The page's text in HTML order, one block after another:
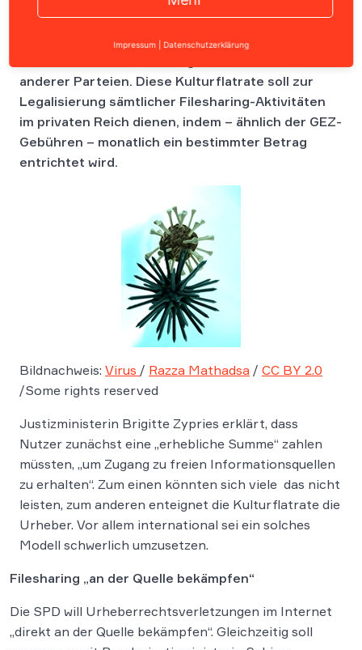
Die SPD distanziert sich mit ihrem Entwurf
anderer Parteien. Diese Kulturflatrate soll zur
Legalisierung sämtlicher Filesharing-Aktivitäten
im privaten Reich dienen, indem – ähnlich der GEZ-
Gebühren – monatlich ein bestimmter Betrag
entrichtet wird.
Bildnachweis: Virus / Razza Mathadsa / CC BY 2.0
/Some rights reserved
Justizministerin Brigitte Zypries erklärt, dass
Nutzer zunächst eine „erhebliche Summe“ zahlen
müssten, „um Zugang zu freien Informationsquellen
zu erhalten“. Zum einen könnten sich viele das nicht
leisten, zum anderen enteignet die Kulturflatrate die
Urheber. Vor allem international sei ein solches
Modell schwerlich umzusetzen.
Filesharing „an der Quelle bekämpfen“
Die SPD will Urheberrechtsverletzungen im Internet
„direkt an der Quelle bekämpfen“. Gleichzeitig soll
Impressum Datenschutzerklärung